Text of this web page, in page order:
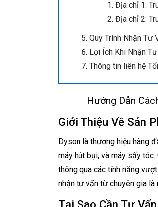
Địa chỉ 1:
Địa chỉ 2:
Quy Trình Nhận Tư
Lợi Ích Khi Nhận
Thông tin liên hệ
Hướng Dẫn
Giới Thiệu Về Sản
Dyson là thương hiệu hàng
máy hút bụi, và máy sấy
thông qua các tính năng
nhận tư vấn từ chuyên gia là
Tại Sao Cần Tư